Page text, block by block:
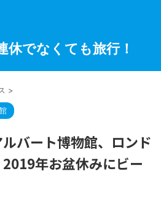
休でなくても旅行！
>
バート博物館、ロンド
年お盆休みにビー